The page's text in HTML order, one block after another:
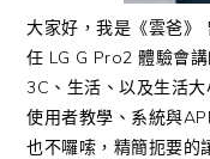
大家好，我是《雲爸》
任 LG G Pro2 體驗會
3C、生活、以及生活
使用者教學、系統與
也不囉嗦，精簡扼要的